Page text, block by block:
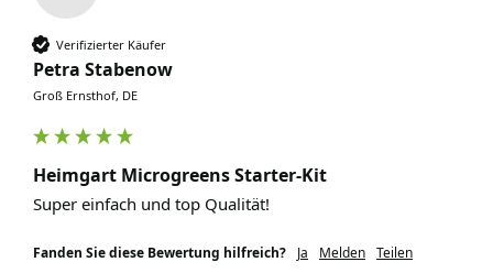
Verifizierter Käufer
Petra Stabenow
Groß Ernsthof, DE
Heimgart Microgreens Starter-Kit
Super einfach und top Qualität!
Fanden Sie diese Bewertung hilfreich? Ja Melden Teilen